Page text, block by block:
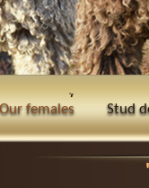
Our females Stud